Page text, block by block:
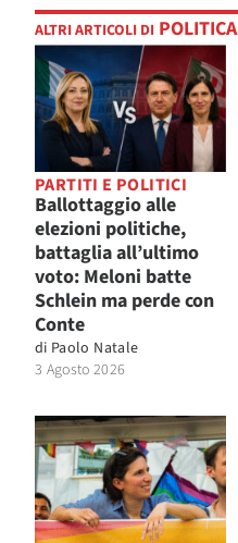
ALTRI ARTICOLI DI POLITICA
PARTITI E POLITICI
Ballottaggio alle
elezioni politiche,
battaglia all’ultimo
voto: Meloni batte
Schlein ma perde con
Conte
di Paolo Natale
3 Agosto 2026